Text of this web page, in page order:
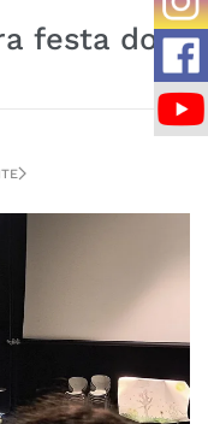
festa do